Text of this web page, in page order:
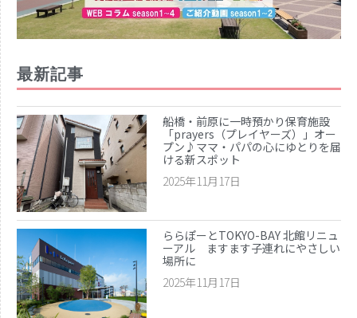
最新記事
船橋・前原に一時預かり保育施設
「prayers（プレイヤーズ）」オー
プン♪ママ・パパの心にゆとりを届
ける新スポット
2025年11月17日
ららぽーとTOKYO-BAY 北館リニュ
ーアル ますます子連れにやさしい
場所に
2025年11月17日